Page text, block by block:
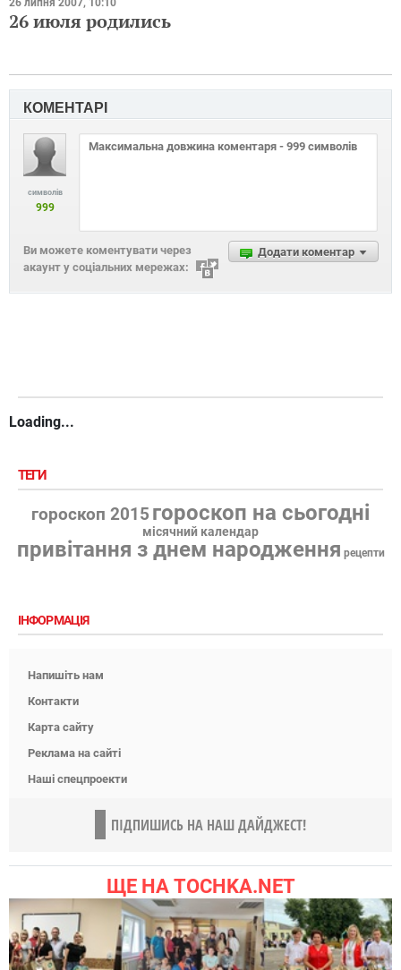
26 июля родились
КОМЕНТАРІ
символів
999
Додати коментар
Ви можете коментувати через
акаунт у соціальних мережах:
Loading...
ТЕГИ
гороскоп 2015 гороскоп на сьогодні
місячний календар
привітання з днем народження рецепти
ІНФОРМАЦІЯ
Напишіть нам
Контакти
Карта сайту
Реклама на сайті
Наші спецпроекти
ПІДПИШИСЬ НА НАШ ДАЙДЖЕСТ!
ЩЕ НА TOCHKA.NET